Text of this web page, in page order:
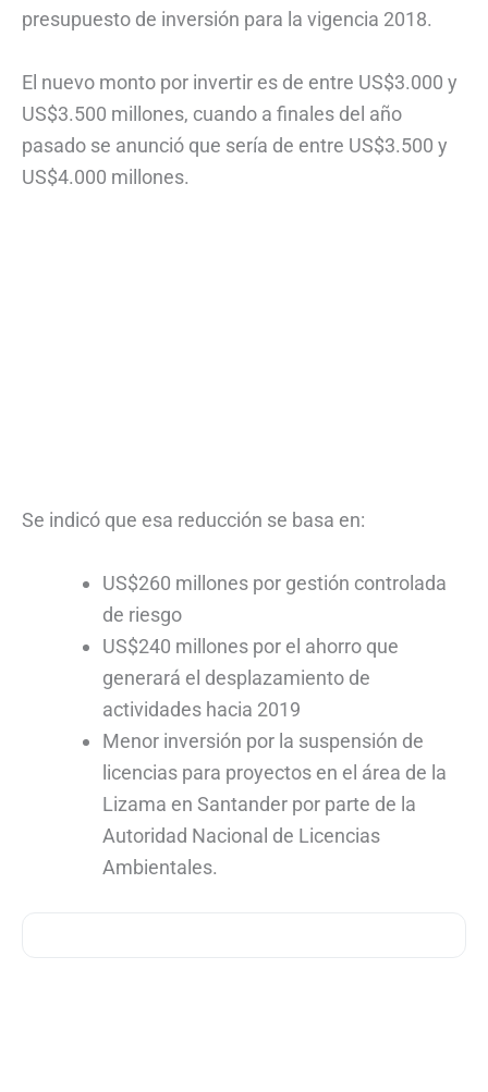
presupuesto de inversión para la vigencia 2018.
El nuevo monto por invertir es de entre US$3.000 y
US$3.500 millones, cuando a finales del año
pasado se anunció que sería de entre US$3.500 y
US$4.000 millones.
Se indicó que esa reducción se basa en:
US$260 millones por gestión controlada
de riesgo
US$240 millones por el ahorro que
generará el desplazamiento de
actividades hacia 2019
Menor inversión por la suspensión de
licencias para proyectos en el área de la
Lizama en Santander por parte de la
Autoridad Nacional de Licencias
Ambientales.